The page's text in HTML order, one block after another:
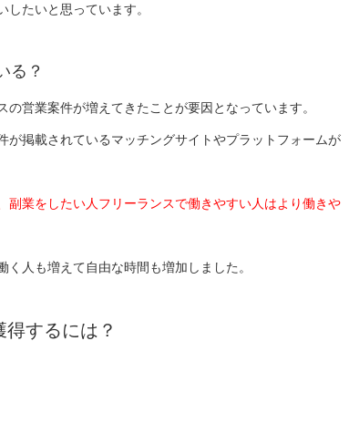
たいと思っています。
る？
営業案件が増えてきたことが要因となっています。
が掲載されているマッチングサイトやプラットフォームが
業をしたい人フリーランスで働きやすい人はより働きや
人も増えて自由な時間も増加しました。
するには？